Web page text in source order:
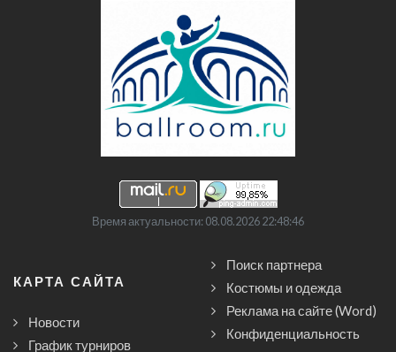
Время актуальности: 08.08.2026 22:48:46
КАРТА САЙТА
Новости
График турниров
Поиск партнера
Костюмы и одежда
Реклама на сайте (Word)
Конфиденциальность